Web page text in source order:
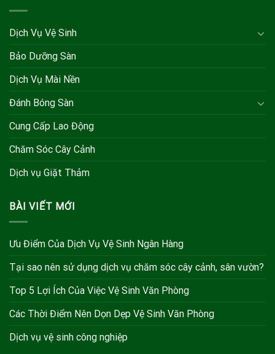
Dịch Vụ Vệ Sinh
Bảo Dưỡng Sàn
Dịch Vụ Mài Nền
Đánh Bóng Sàn
Cung Cấp Lao Động
Chăm Sóc Cây Cảnh
Dịch vụ Giặt Thảm
BÀI VIẾT MỚI
Ưu Điểm Của Dịch Vụ Vệ Sinh Ngân Hàng
Tại sao nên sử dụng dịch vụ chăm sóc cây cảnh, sân vườn?
Top 5 Lợi Ích Của Việc Vệ Sinh Văn Phòng
Các Thời Điểm Nên Dọn Dẹp Vệ Sinh Văn Phòng
Dịch vụ vệ sinh công nghiệp